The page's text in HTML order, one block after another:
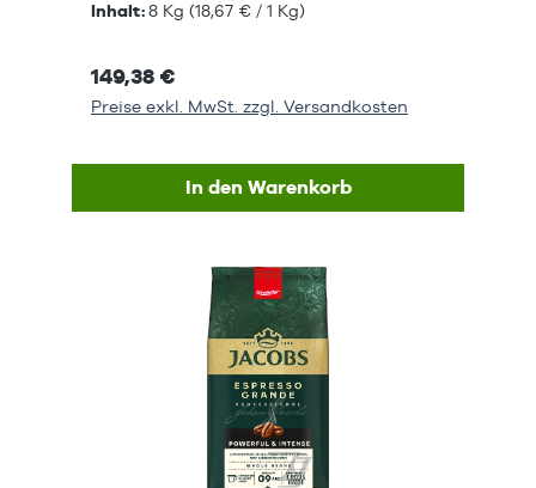
Inhalt:8 Kg (18,67 € / 1 Kg)
149,38 €
Preise exkl. MwSt. zzgl. Versandkosten
In den Warenkorb